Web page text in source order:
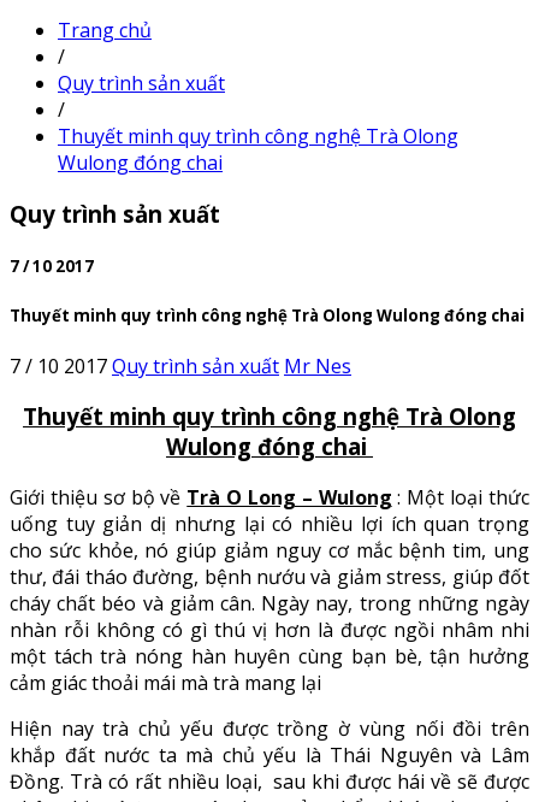
Trang chủ
/
Quy trình sản xuất
/
Thuyết minh quy trình công nghệ Trà Olong
Wulong đóng chai
Quy trình sản xuất
7 / 10 2017
Thuyết minh quy trình công nghệ Trà Olong Wulong đóng chai
7 / 10 2017Quy trình sản xuất Mr Nes
Thuyết minh quy trình công nghệ Trà Olong
Wulong đóng chai
Giới thiệu sơ bộ về Trà O Long – Wulong : Một loại thức
uống tuy giản dị nhưng lại có nhiều lợi ích quan trọng
cho sức khỏe, nó giúp giảm nguy cơ mắc bệnh tim, ung
thư, đái tháo đường, bệnh nướu và giảm stress, giúp đốt
cháy chất béo và giảm cân. Ngày nay, trong những ngày
nhàn rỗi không có gì thú vị hơn là được ngồi nhâm nhi
một tách trà nóng hàn huyên cùng bạn bè, tận hưởng
cảm giác thoải mái mà trà mang lại
Hiện nay trà chủ yếu được trồng ờ vùng nối đồi trên
khắp đất nước ta mà chủ yếu là Thái Nguyên và Lâm
Đồng. Trà có rất nhiều loại, sau khi được hái về sẽ được